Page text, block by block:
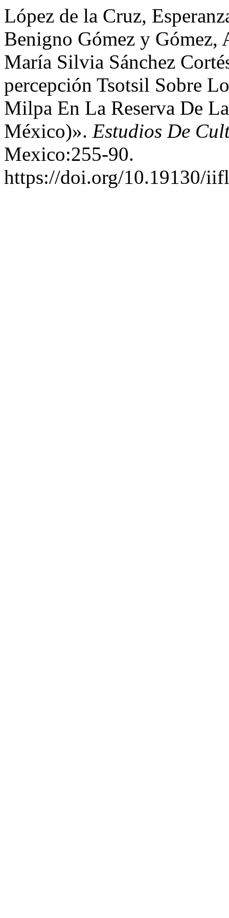
López de la Cruz,
Benigno Gómez y Gómez,
María Silvia Sánchez
percepción Tsotsil Sobre
Milpa En La Reserva De
México)». Estudios De
Mexico:255-90.
https://doi.org/10.19130/